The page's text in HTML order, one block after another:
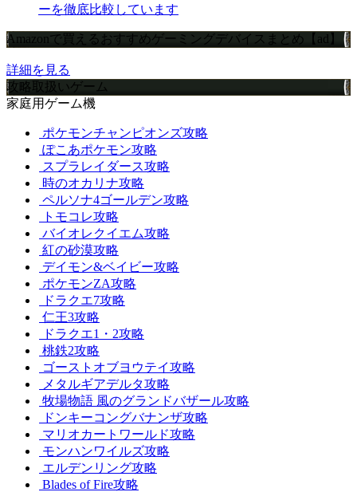
ーを徹底比較しています
Amazonで買えるおすすめゲーミングデバイスまとめ【ad】
詳細を見る
攻略取扱いゲーム
家庭用ゲーム機
ポケモンチャンピオンズ攻略
ぽこあポケモン攻略
スプラレイダース攻略
時のオカリナ攻略
ペルソナ4ゴールデン攻略
トモコレ攻略
バイオレクイエム攻略
紅の砂漠攻略
デイモン&ベイビー攻略
ポケモンZA攻略
ドラクエ7攻略
仁王3攻略
ドラクエ1・2攻略
桃鉄2攻略
ゴーストオブヨウテイ攻略
メタルギアデルタ攻略
牧場物語 風のグランドバザール攻略
ドンキーコングバナンザ攻略
マリオカートワールド攻略
モンハンワイルズ攻略
エルデンリング攻略
Blades of Fire攻略